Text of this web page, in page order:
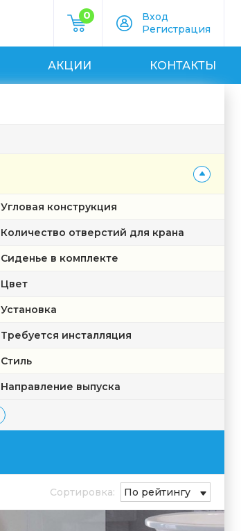
0
Вход
Регистрация
АКЦИИ КОНТАКТЫ
Угловая конструкция
Количество отверстий для крана
Сиденье в комплекте
Цвет
Установка
Требуется инсталляция
Стиль
Направление выпуска
Сортировка: По рейтингу